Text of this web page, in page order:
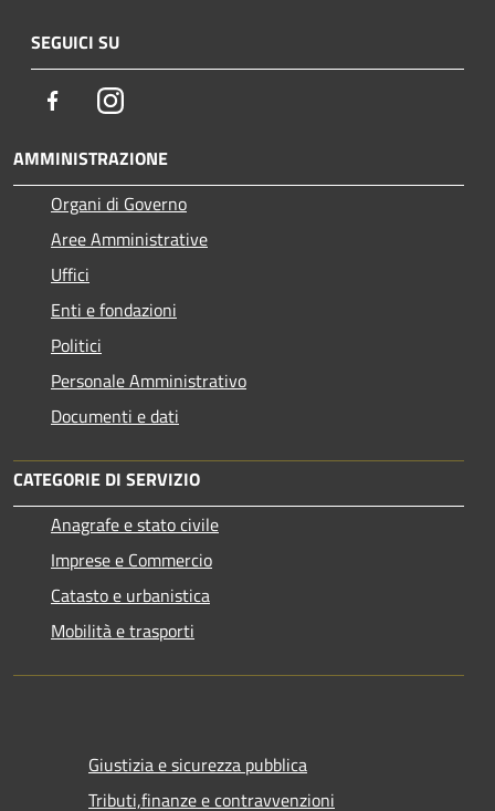
SEGUICI SU
FacebookInstagram
AMMINISTRAZIONE
Organi di Governo
Aree Amministrative
Uffici
Enti e fondazioni
Politici
Personale Amministrativo
Documenti e dati
CATEGORIE DI SERVIZIO
Anagrafe e stato civile
Imprese e Commercio
Catasto e urbanistica
Mobilità e trasporti
Giustizia e sicurezza pubblica
Tributi,finanze e contravvenzioni